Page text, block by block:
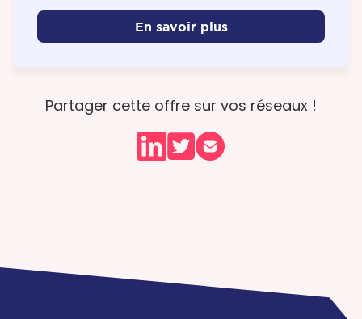
En savoir plus
Partager cette offre sur vos réseaux !